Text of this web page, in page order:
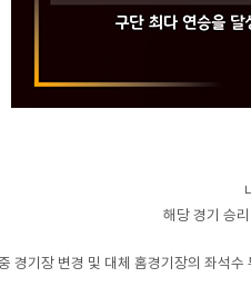
해당 경기 승
경기장 변경 및 대체 홈경기장의 좌석